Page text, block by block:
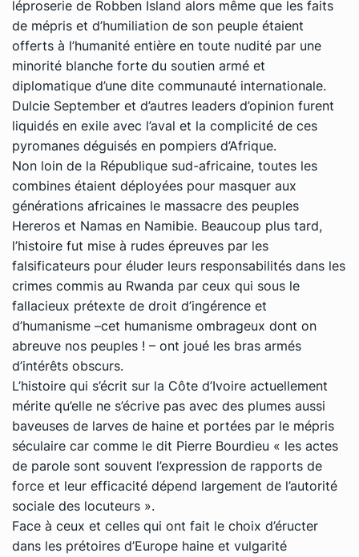
léproserie de Robben Island alors même que les faits
de mépris et d’humiliation de son peuple étaient
offerts à l’humanité entière en toute nudité par une
minorité blanche forte du soutien armé et
diplomatique d’une dite communauté internationale.
Dulcie September et d’autres leaders d’opinion furent
liquidés en exile avec l’aval et la complicité de ces
pyromanes déguisés en pompiers d’Afrique.
Non loin de la République sud-africaine, toutes les
combines étaient déployées pour masquer aux
générations africaines le massacre des peuples
Hereros et Namas en Namibie. Beaucoup plus tard,
l’histoire fut mise à rudes épreuves par les
falsificateurs pour éluder leurs responsabilités dans les
crimes commis au Rwanda par ceux qui sous le
fallacieux prétexte de droit d’ingérence et
d’humanisme –cet humanisme ombrageux dont on
abreuve nos peuples ! – ont joué les bras armés
d’intérêts obscurs.
L’histoire qui s’écrit sur la Côte d’Ivoire actuellement
mérite qu’elle ne s’écrive pas avec des plumes aussi
baveuses de larves de haine et portées par le mépris
séculaire car comme le dit Pierre Bourdieu « les actes
de parole sont souvent l’expression de rapports de
force et leur efficacité dépend largement de l’autorité
sociale des locuteurs ».
Face à ceux et celles qui ont fait le choix d’éructer
dans les prétoires d’Europe haine et vulgarité